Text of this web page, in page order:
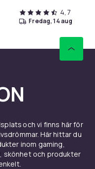
4,7
fredag, 14 aug
och vi finns här för
Här hittar du
inom gaming,
skönhet och produkter